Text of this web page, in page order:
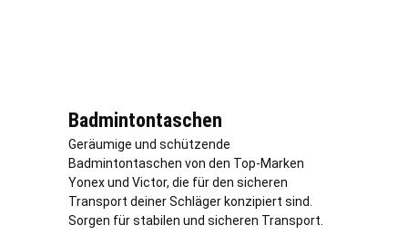
Badmintontaschen
Geräumige und schützende
Badmintontaschen von den Top-Marken
Yonex und Victor, die für den sicheren
Transport deiner Schläger konzipiert sind.
Sorgen für stabilen und sicheren Transport.